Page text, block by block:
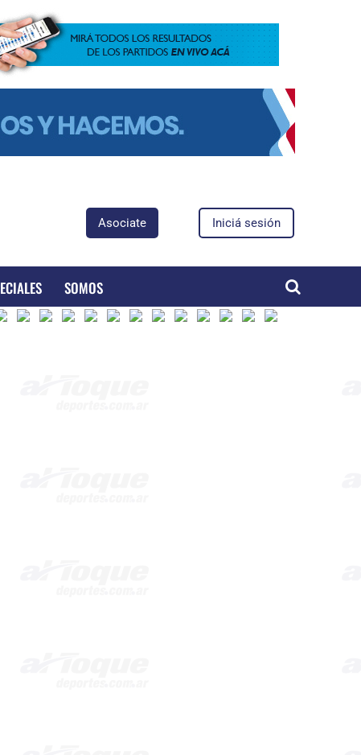
Asociate Iniciá sesión
SOMOS